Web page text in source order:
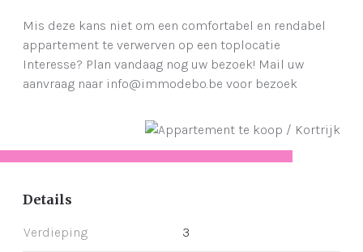
Mis deze kans niet om een comfortabel en rendabel
appartement te verwerven op een toplocatie
Interesse? Plan vandaag nog uw bezoek! Mail uw
aanvraag naar info@immodebo.be voor bezoek
Details
Verdieping 3